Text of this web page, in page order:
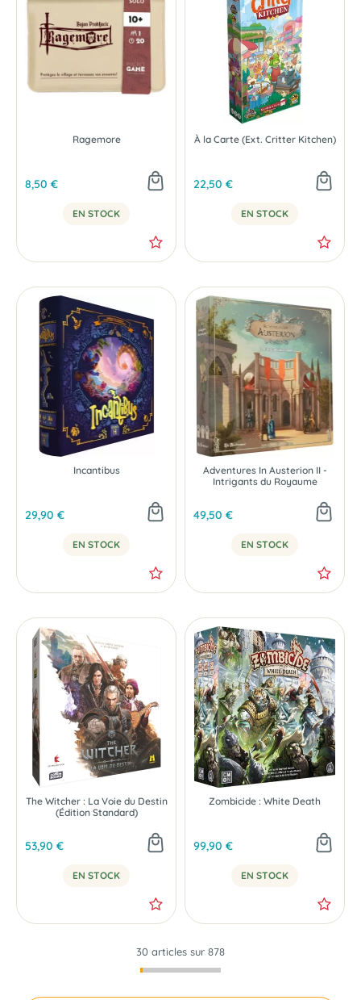
-30 %
Ragemore
8,50 €
EN STOCK
À la Carte (Ext. Critter Kitchen)
22,50 €
EN STOCK
Incantibus
29,90 €
EN STOCK
Adventures In Austerion II -
Intrigants du Royaume
49,50 €
EN STOCK
The Witcher : La Voie du Destin
(Édition Standard)
53,90 €
EN STOCK
Zombicide : White Death
99,90 €
EN STOCK
30 articles sur 878